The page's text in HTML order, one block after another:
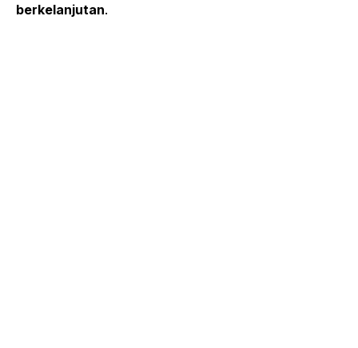
berkelanjutan.